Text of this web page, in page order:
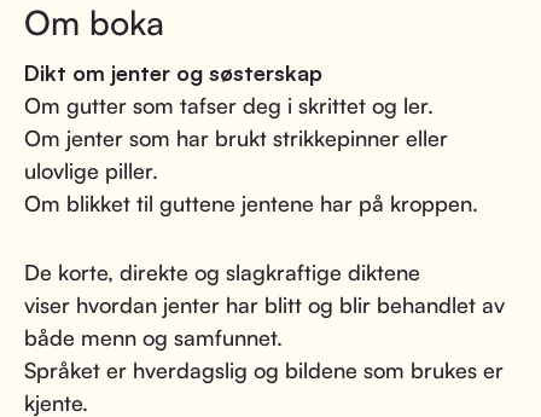
Om boka
Dikt om jenter og søsterskap
Om gutter som tafser deg i skrittet og ler.
Om jenter som har brukt strikkepinner eller
ulovlige piller.
Om blikket til guttene jentene har på kroppen.
De korte, direkte og slagkraftige diktene
viser hvordan jenter har blitt og blir behandlet av
både menn og samfunnet.
Språket er hverdagslig og bildene som brukes er
kjente.